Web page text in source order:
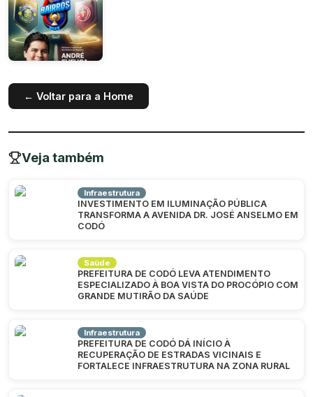
← Voltar para a Home
Veja também
Infraestrutura
INVESTIMENTO EM ILUMINAÇÃO PÚBLICA
TRANSFORMA A AVENIDA DR. JOSÉ ANSELMO EM
CODÓ
Saúde
PREFEITURA DE CODÓ LEVA ATENDIMENTO
ESPECIALIZADO À BOA VISTA DO PROCÓPIO COM
GRANDE MUTIRÃO DA SAÚDE
Infraestrutura
PREFEITURA DE CODÓ DÁ INÍCIO À
RECUPERAÇÃO DE ESTRADAS VICINAIS E
FORTALECE INFRAESTRUTURA NA ZONA RURAL